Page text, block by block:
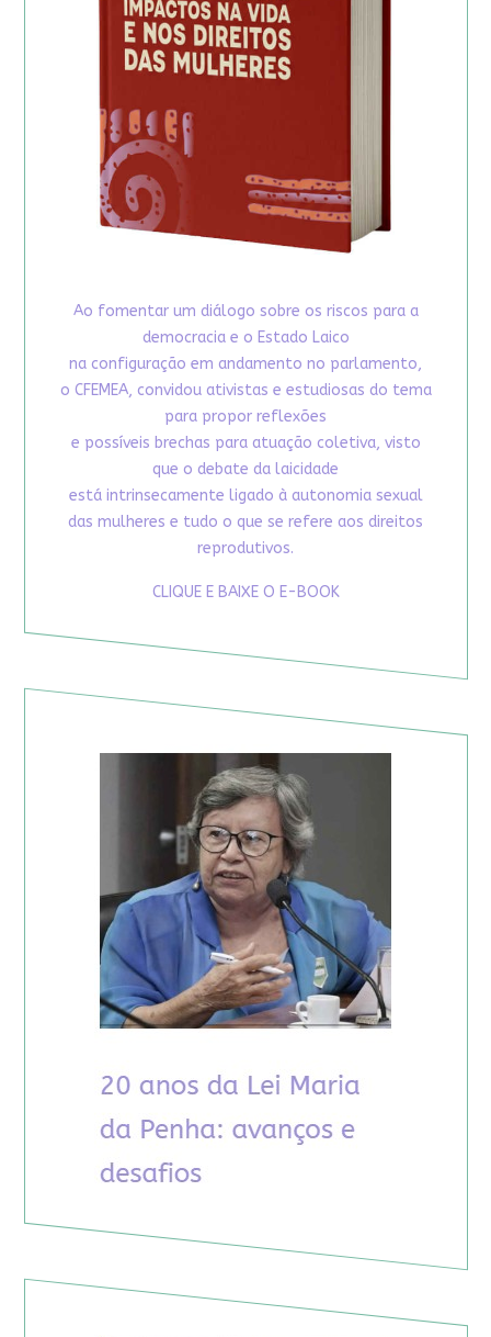
Ao fomentar um diálogo sobre os riscos para a
democracia e o Estado Laico
na configuração em andamento no parlamento,
o CFEMEA, convidou ativistas e estudiosas do tema
para propor reflexões
e possíveis brechas para atuação coletiva, visto
que o debate da laicidade
está intrinsecamente ligado à autonomia sexual
das mulheres e tudo o que se refere aos direitos
reprodutivos.
CLIQUE E BAIXE O E-BOOK